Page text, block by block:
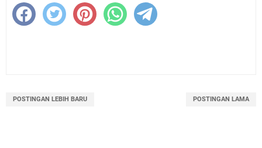
POSTINGAN LEBIH BARU POSTINGAN LAMA